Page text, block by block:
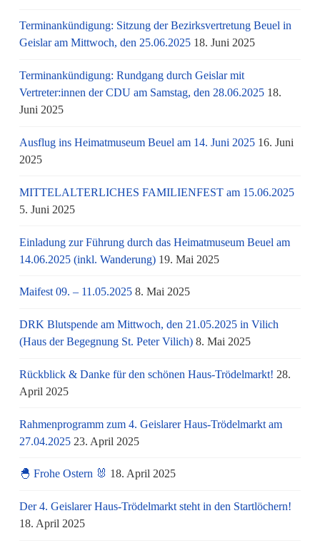
Terminankündigung: Sitzung der Bezirksvertretung Beuel in
Geislar am Mittwoch, den 25.06.2025 18. Juni 2025
Terminankündigung: Rundgang durch Geislar mit
Vertreter:innen der CDU am Samstag, den 28.06.2025 18.
Juni 2025
Ausflug ins Heimatmuseum Beuel am 14. Juni 2025 16. Juni
2025
MITTELALTERLICHES FAMILIENFEST am 15.06.2025
5. Juni 2025
Einladung zur Führung durch das Heimatmuseum Beuel am
14.06.2025 (inkl. Wanderung) 19. Mai 2025
Maifest 09. – 11.05.2025 8. Mai 2025
DRK Blutspende am Mittwoch, den 21.05.2025 in Vilich
(Haus der Begegnung St. Peter Vilich) 8. Mai 2025
Rückblick & Danke für den schönen Haus-Trödelmarkt! 28.
April 2025
Rahmenprogramm zum 4. Geislarer Haus-Trödelmarkt am
27.04.2025 23. April 2025
🐣 Frohe Ostern 🐰 18. April 2025
Der 4. Geislarer Haus-Trödelmarkt steht in den Startlöchern!
18. April 2025